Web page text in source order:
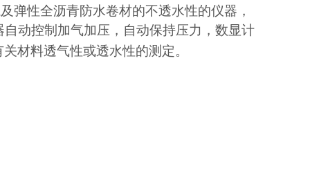
弹性全沥青防水卷材的不透水性的仪器，
动控制加气加压，自动保持压力，数显计
材料透气性或透水性的测定。